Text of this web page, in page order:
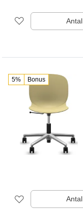
Antal
5% Bonus
Antal